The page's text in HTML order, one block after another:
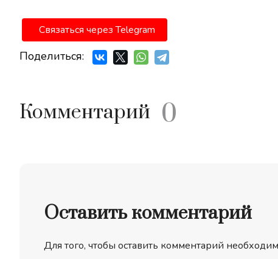
Связаться через Telegram
Поделиться:
Комментарий 0
Оставить комментарий
Для того, чтобы оставить комментарий